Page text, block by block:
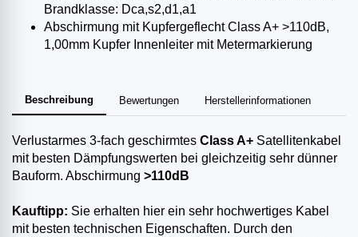
Brandklasse: Dca,s2,d1,a1
Abschirmung mit Kupfergeflecht Class A+ >110dB,
1,00mm Kupfer Innenleiter mit Metermarkierung
Beschreibung Bewertungen Herstellerinformationen
Verlustarmes 3-fach geschirmtes Class A+ Satellitenkabel
mit besten Dämpfungswerten bei gleichzeitig sehr dünner
Bauform. Abschirmung >110dB
Kauftipp: Sie erhalten hier ein sehr hochwertiges Kabel
mit besten technischen Eigenschaften. Durch den